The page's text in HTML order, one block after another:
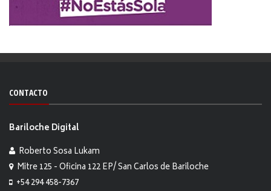
CONTACTO
Bariloche Digital
Roberto Sosa Lukam
Mitre 125 - Oficina 122 EP/ San Carlos de Bariloche
+54 294 458-7367